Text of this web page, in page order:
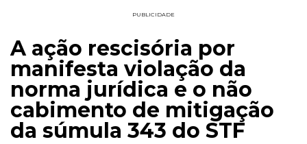
PUBLICIDADE
A ação rescisória por
manifesta violação da
norma jurídica e o não
cabimento de mitigação
da súmula 343 do STF